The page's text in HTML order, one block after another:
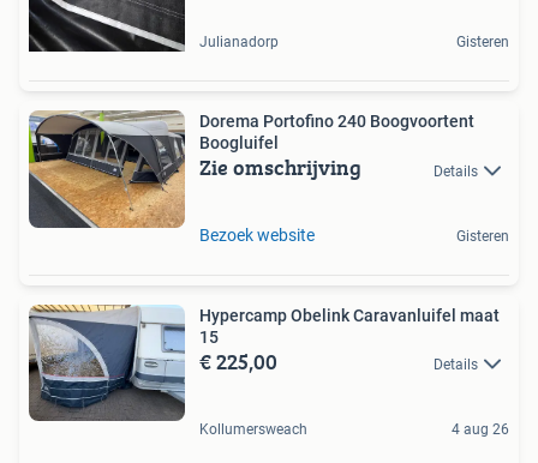
Julianadorp Gisteren
Dorema Portofino 240 Boogvoortent
Boogluifel
Zie omschrijving Details
Bezoek website Gisteren
Hypercamp Obelink Caravanluifel maat
15
€ 225,00 Details
Kollumersweach 4 aug 26